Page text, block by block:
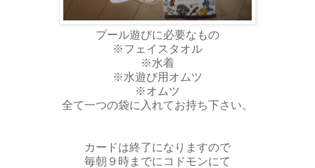
プール遊びに必要なもの
※フェイスタオル
※水着
※水遊び用オムツ
※オムツ
全て一つの袋に入れてお持ち下さい。
カードは終了になりますので
毎朝９時までにコドモンにて